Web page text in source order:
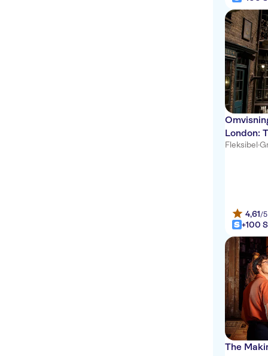
London:
– billett
Fleksibel·
4,61/5
+100
The